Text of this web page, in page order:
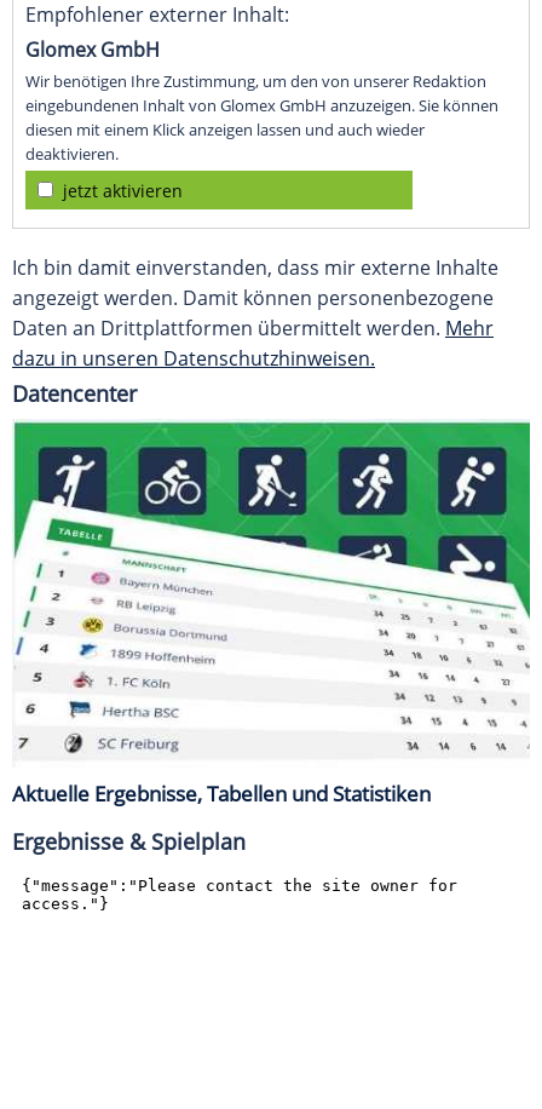
Empfohlener externer Inhalt:
Glomex GmbH
Wir benötigen Ihre Zustimmung, um den von unserer Redaktion
eingebundenen Inhalt von Glomex GmbH anzuzeigen. Sie können
diesen mit einem Klick anzeigen lassen und auch wieder
deaktivieren.
jetzt aktivieren
Ich bin damit einverstanden, dass mir externe Inhalte
angezeigt werden. Damit können personenbezogene
Daten an Drittplattformen übermittelt werden. Mehr
dazu in unseren Datenschutzhinweisen.
Datencenter
Aktuelle Ergebnisse, Tabellen und Statistiken
Ergebnisse & Spielplan